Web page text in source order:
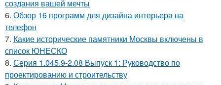
создания вашей мечты
6. Обзор 16 программ для дизайна интерьера на
телефон
7. Какие исторические памятники Москвы включены в
список ЮНЕСКО
8. Серия 1.045.9-2.08 Выпуск 1: Руководство по
проектированию и строительству